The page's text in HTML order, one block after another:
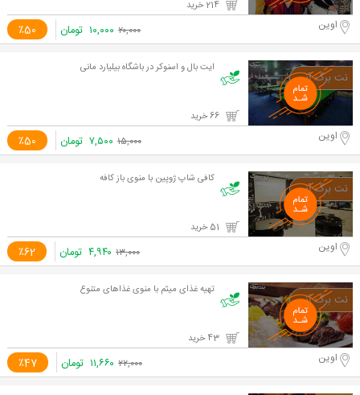
٪50 اوین ۲۰,۰۰۰ ۱۰,۰۰۰ تومان
ایت بال و اسنوکر در باشگاه بیلیارد مانی
٪50 اوین ۱۵,۰۰۰ ۷,۵۰۰ تومان
کافی شاپ ژوپین با منوی باز کافه
٪62 اوین ۱۳,۰۰۰ ۴,۹۴۰ تومان
تهیه غذای میثم با منوی غذاهای متنوع
٪47 اوین ۲۲,۰۰۰ ۱۱,۶۶۰ تومان